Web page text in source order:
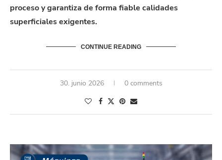
proceso y garantiza de forma fiable calidades
superficiales exigentes.
CONTINUE READING
30. junio 2026 0 comments